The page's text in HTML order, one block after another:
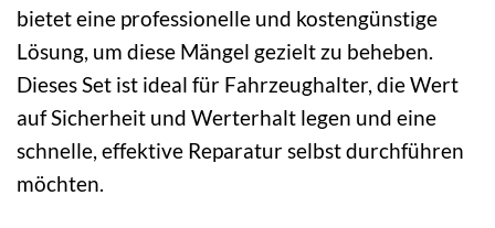
bietet eine professionelle und kostengünstige
Lösung, um diese Mängel gezielt zu beheben.
Dieses Set ist ideal für Fahrzeughalter, die Wert
auf Sicherheit und Werterhalt legen und eine
schnelle, effektive Reparatur selbst durchführen
möchten.